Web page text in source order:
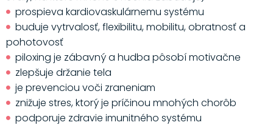
prospieva kardiovaskulárnemu systému
buduje vytrvalosť, flexibilitu, mobilitu, obratnosť a
pohotovosť
piloxing je zábavný a hudba pôsobí motivačne
zlepšuje držanie tela
je prevenciou voči zraneniam
znižuje stres, ktorý je príčinou mnohých chorôb
podporuje zdravie imunitného systému